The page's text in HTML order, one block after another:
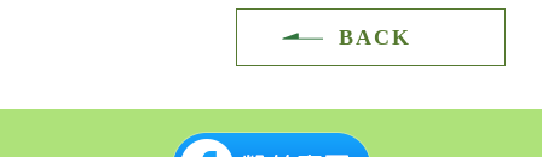
BACK